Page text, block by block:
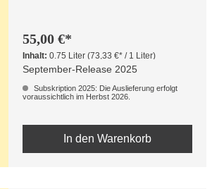
55,00 €*
Inhalt: 0.75 Liter (73,33 €* / 1 Liter)
September-Release 2025
Subskription 2025: Die Auslieferung erfolgt
voraussichtlich im Herbst 2026.
In den Warenkorb